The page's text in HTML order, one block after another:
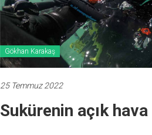
Gökhan Karakaş
25 Temmuz 2022
Sukürenin açık